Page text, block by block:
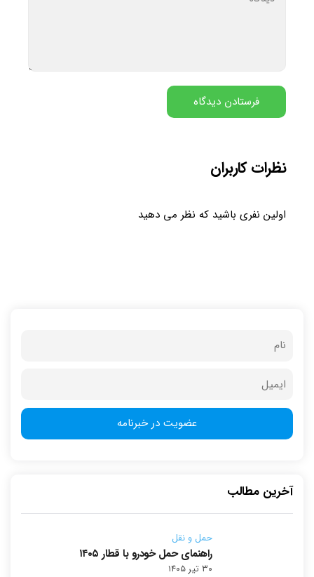
نظرات کاربران
اولین نفری باشید که نظر می دهید
آخرین مطالب
حمل و نقل
راهنمای حمل خودرو با قطار ۱۴۰۵
۳۰ تیر ۱۴۰۵